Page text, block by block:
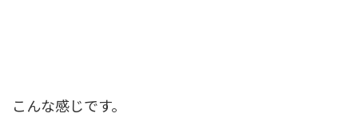
こんな感じです。